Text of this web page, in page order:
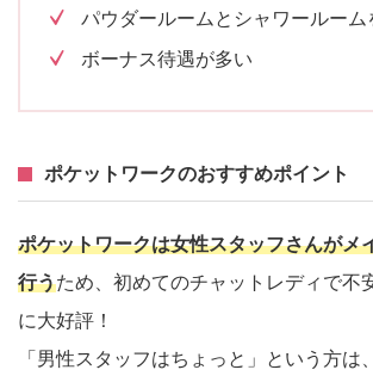
パウダールームとシャワールーム
ボーナス待遇が多い
ポケットワークのおすすめポイント
ポケットワークは女性スタッフさんがメ
行うため、初めてのチャットレディで不
に大好評！
「男性スタッフはちょっと」という方は